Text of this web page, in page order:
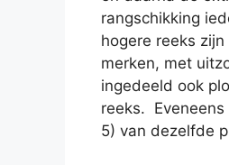
rangschikking
hogere reeks
merken, met
ingedeeld ook
reeks.
5) van dezelfde